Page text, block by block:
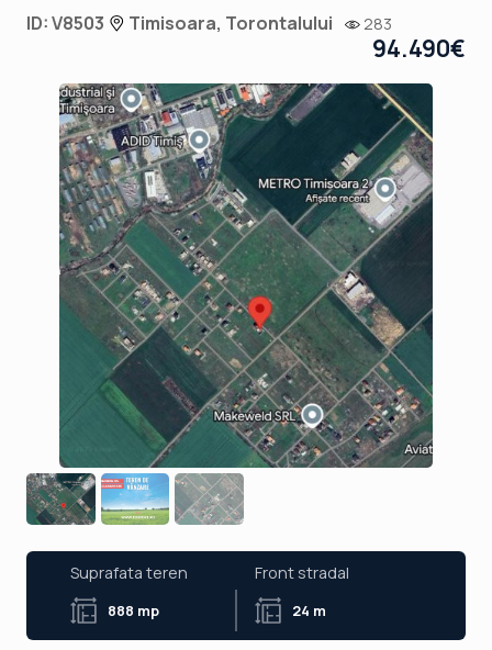
ID: V8503 Timisoara, Torontalului 283
94.490€
Suprafata teren
888 mp
Front stradal
24 m